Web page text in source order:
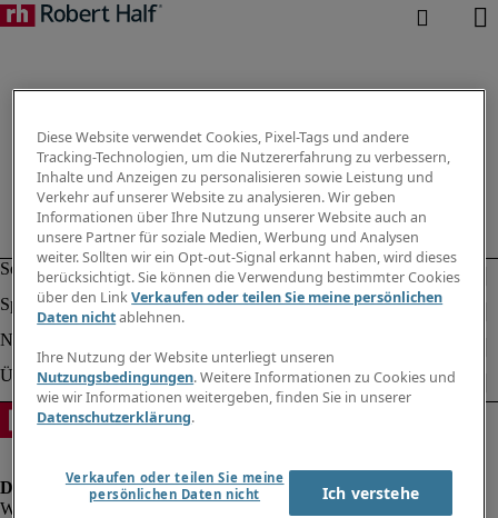
Diese Website verwendet Cookies, Pixel-Tags und andere
Tracking-Technologien, um die Nutzererfahrung zu verbessern,
Inhalte und Anzeigen zu personalisieren sowie Leistung und
Verkehr auf unserer Website zu analysieren. Wir geben
Informationen über Ihre Nutzung unserer Website auch an
unsere Partner für soziale Medien, Werbung und Analysen
weiter. Sollten wir ein Opt-out-Signal erkannt haben, wird dieses
berücksichtigt. Sie können die Verwendung bestimmter Cookies
über den LinkVerkaufen oder teilen Sie meine persönlichen
Daten nichtablehnen.
Ihre Nutzung der Website unterliegt unseren
Nutzungsbedingungen. Weitere Informationen zu Cookies und
wie wir Informationen weitergeben, finden Sie in unserer
Datenschutzerklärung.
Verkaufen oder teilen Sie meine
persönlichen Daten nicht
Ich verstehe